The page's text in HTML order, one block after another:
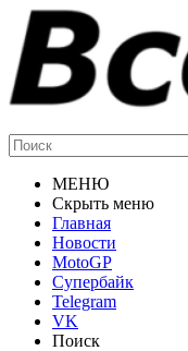
МЕНЮ
Скрыть меню
Главная
Новости
MotoGP
Супербайк
Telegram
VK
Поиск